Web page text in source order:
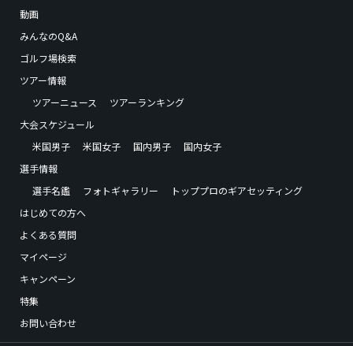
動画
みんなのQ&A
ゴルフ場検索
ツアー情報
ツアーニュース
ツアーランキング
大会スケジュール
米国男子
米国女子 国内男子
国内女子
選手情報
選手名鑑
フォトギャラリー
トッププロのギアセッティング
はじめての方へ
よくある質問
マイページ
キャンペーン
特集
お問い合わせ